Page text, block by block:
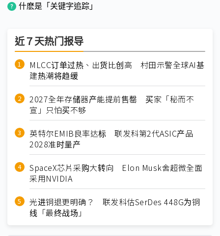
什麽是「关键字追踪」
近７天热门报导
MLCC订单过热、出货比创高 村田示警全球AI基
建热潮将趋缓
2027全年存储器产能提前售罄 买家「秘而不
宣」只怕买不够
英特尔EMIB良率达标 联发科第2代ASIC产品
2028准时量产
SpaceX芯片采购大转向 Elon Musk舍超微全面
采用NVIDIA
光进铜退更明确？ 联发科估SerDes 448G为铜
线「最终战场」